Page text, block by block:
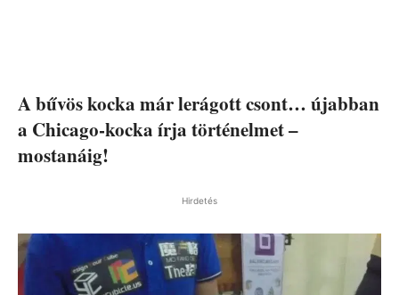
A bűvös kocka már lerágott csont… újabban
a Chicago-kocka írja történelmet –
mostanáig!
Hirdetés